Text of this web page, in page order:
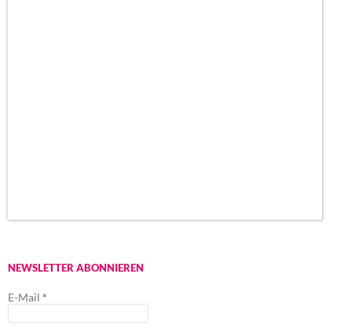
NEWSLETTER ABONNIEREN
E-Mail *